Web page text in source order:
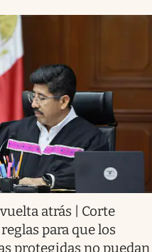
atrás | Corte
para que los
protegidas no puedan